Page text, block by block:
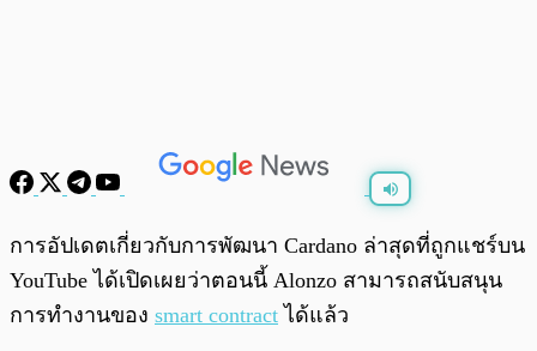
พร้อมเล่น 0:00
การอัปเดตเกี่ยวกับการพัฒนา Cardano ล่าสุดที่ถูกแชร์บน
YouTube ได้เปิดเผยว่าตอนนี้ Alonzo สามารถสนับสนุน
การทำงานของ smart contract ได้แล้ว